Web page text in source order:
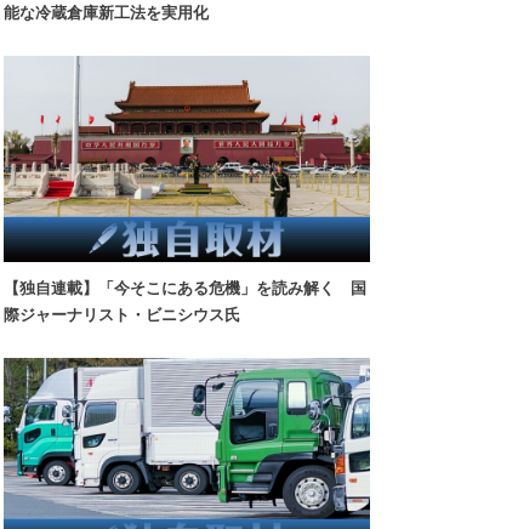
能な冷蔵倉庫新工法を実用化
【独自連載】「今そこにある危機」を読み解く 国
際ジャーナリスト・ビニシウス氏